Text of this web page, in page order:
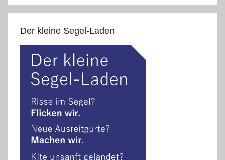
Der kleine Segel-Laden